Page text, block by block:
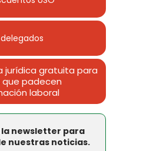
jurídica gratuita para
que padecen
laboral
newsletter para
nuestras noticias.